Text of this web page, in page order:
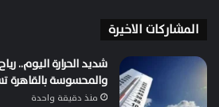
المشاركات الاخيرة
شديد الحرارة اليوم..
والمحسوسة بالقاهرة تسجل
منذ دقيقة واحدة